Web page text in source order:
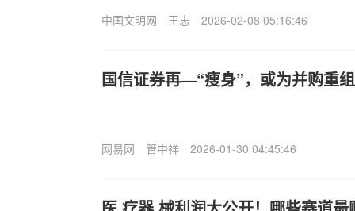
中国文明网 王志 2026-02-08 05:16:46
国信证券再—“瘦身”，或为并购重
网易网 管中祥 2026-01-30 04:45:46